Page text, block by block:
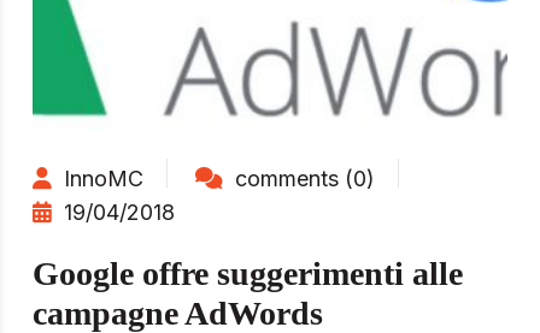
InnoMC
comments (0)
19/04/2018
Google offre suggerimenti alle
campagne AdWords